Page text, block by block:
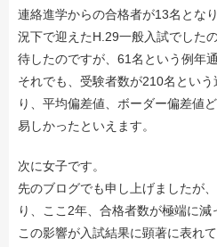
連絡進学からの合格者が13名とな
況下で迎えたH.29一般入試でした
待したのですが、61名という例年
それでも、受験者数が210名とい
り、平均偏差値、ボーダー偏差値
易しかったといえます。
次に女子です。
先のブログでも申し上げましたが
り、ここ2年、合格者数が極端に減
この影響が入試結果に顕著に表れ